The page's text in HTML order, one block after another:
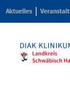
Aktuelles